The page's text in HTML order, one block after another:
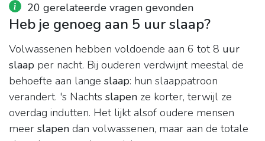
20 gerelateerde vragen gevonden
Heb je genoeg aan 5 uur slaap?
Volwassenen hebben voldoende aan 6 tot 8 uur
slaap per nacht. Bij ouderen verdwijnt meestal de
behoefte aan lange slaap: hun slaappatroon
verandert. 's Nachts slapen ze korter, terwijl ze
overdag indutten. Het lijkt alsof oudere mensen
meer slapen dan volwassenen, maar aan de totale